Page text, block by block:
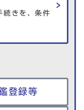
続きを、条件
登録等